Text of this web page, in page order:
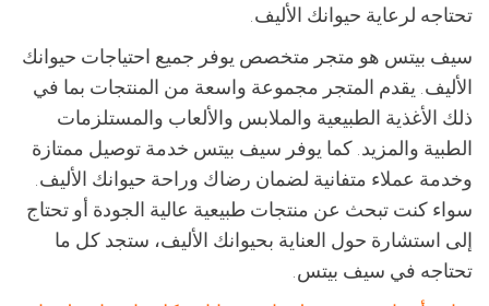
تحتاجه لرعاية حيوانك الأليف.
سيف بيتس هو متجر متخصص يوفر جميع احتياجات حيوانك
الأليف. يقدم المتجر مجموعة واسعة من المنتجات بما في
ذلك الأغذية الطبيعية والملابس والألعاب والمستلزمات
الطبية والمزيد. كما يوفر سيف بيتس خدمة توصيل ممتازة
وخدمة عملاء متفانية لضمان رضاك وراحة حيوانك الأليف.
سواء كنت تبحث عن منتجات طبيعية عالية الجودة أو تحتاج
إلى استشارة حول العناية بحيوانك الأليف، ستجد كل ما
تحتاجه في سيف بيتس.